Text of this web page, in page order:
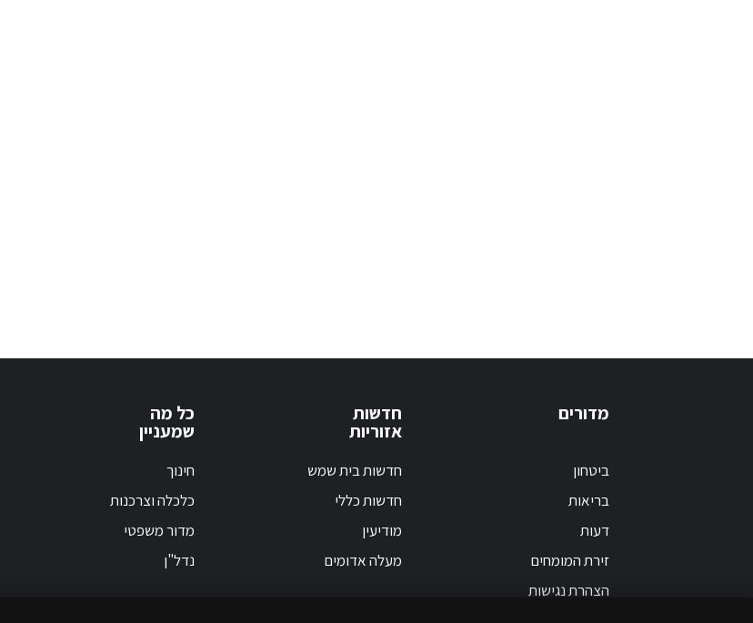
מדורים
ביטחון
בריאות
דעות
זירת המומחים
הצהרת נגישות
חדשות
אזוריות
חדשות בית שמש
חדשות כללי
מודיעין
מעלה אדומים
כל מה
שמעניין
חינוך
כלכלה וצרכנות
מדור משפטי
נדל"ן